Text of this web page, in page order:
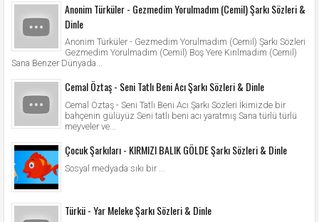
Anonim Türküler - Gezmedim Yorulmadım (Cemil) Şarkı Sözleri &
Dinle
Anonim Türküler - Gezmedim Yorulmadım (Cemil) Şarkı Sözleri
Gezmedim Yorulmadım (Cemil) Boş Yere Kırılmadım (Cemil)
Sana Benzer Dünyada...
Cemal Öztaş - Seni Tatlı Beni Acı Şarkı Sözleri & Dinle
Cemal Öztaş - Seni Tatlı Beni Acı Şarkı Sözleri İkimizde bir
bahçenin gülüyüz Seni tatlı beni acı yaratmış Sana türlü türlü
meyveler ve...
Çocuk Şarkıları - KIRMIZI BALIK GÖLDE Şarkı Sözleri & Dinle
Sosyal medyada sıkı bir ...
Türkü - Yar Meleke Şarkı Sözleri & Dinle